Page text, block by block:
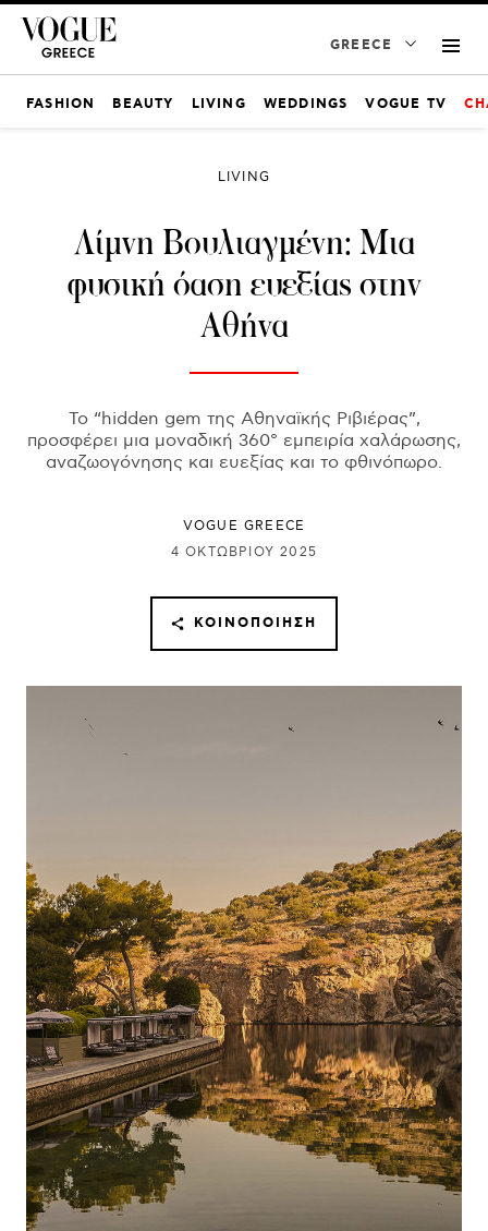
GREECE
FASHION BEAUTY LIVING WEDDINGS VOGUE TV
LIVING
Λίμνη Βουλιαγμένη: Μια
φυσική όαση ευεξίας στην
Αθήνα
Το “hidden gem της Αθηναϊκής Ριβιέρας”,
προσφέρει μια μοναδική 360° εμπειρία χαλάρωσης,
αναζωογόνησης και ευεξίας και το φθινόπωρο.
VOGUE GREECE
4 ΟΚΤΩΒΡΊΟΥ 2025
ΚΟΙΝΟΠΟΊΗΣΗ